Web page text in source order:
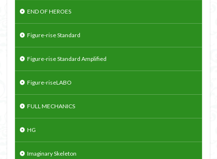
END OF HEROES
Figure-rise Standard
Figure-rise Standard Amplified
Figure-riseLABO
FULL MECHANICS
HG
Imaginary Skeleton